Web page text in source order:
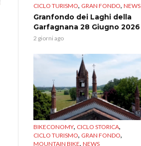
CICLO TURISMO, GRAN FONDO, NEWS
Granfondo dei Laghi della
Garfagnana 28 Giugno 2026
2 giorni ago
BIKECONOMY, CICLO STORICA,
CICLO TURISMO, GRAN FONDO,
MOUNTAIN BIKE, NEWS